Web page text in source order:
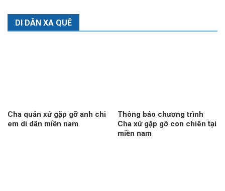
DI DÂN XA QUÊ
Cha quản xứ gặp gỡ anh chi
em di dân miền nam
Thông báo chương trình
Cha xứ gặp gỡ con chiên tại
miền nam